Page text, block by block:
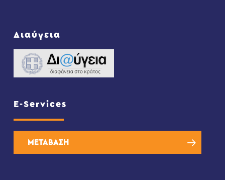
Διαύγεια
E-Services
ΜΕΤΑΒΑΣΗ